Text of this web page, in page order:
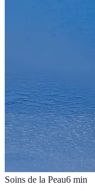
Soins de la Peau6 min